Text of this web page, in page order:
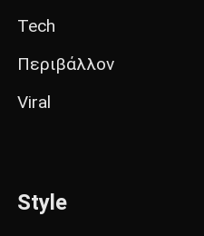
Tech
Περιβάλλον
Viral
Style